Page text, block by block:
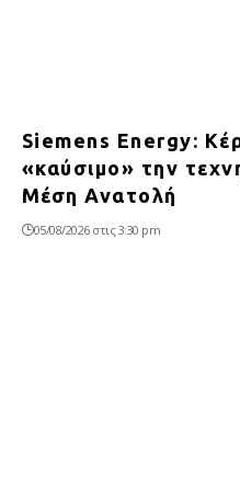
Siemens Energy:
«καύσιμο» την
Μέση Ανατολή
05/08/2026 στις 3:30 pm